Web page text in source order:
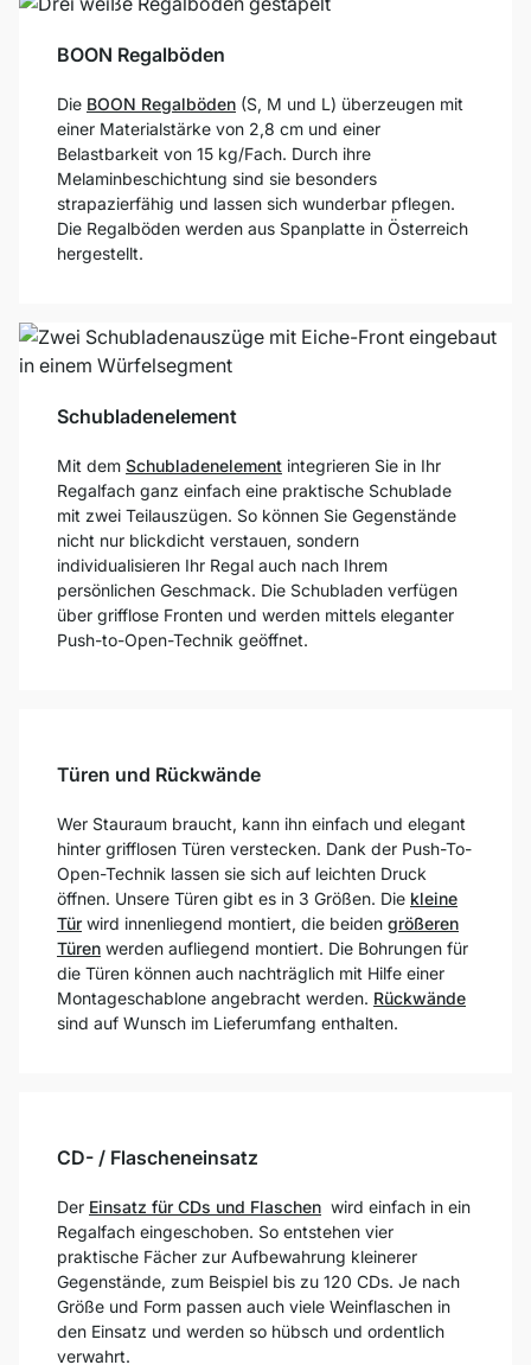
BOON Regalböden
Die BOON Regalböden (S, M und L) überzeugen mit
einer Materialstärke von 2,8 cm und einer
Belastbarkeit von 15 kg/Fach. Durch ihre
Melaminbeschichtung sind sie besonders
strapazierfähig und lassen sich wunderbar pflegen.
Die Regalböden werden aus Spanplatte in Österreich
hergestellt.
Schubladenelement
Mit dem Schubladenelement integrieren Sie in Ihr
Regalfach ganz einfach eine praktische Schublade
mit zwei Teilauszügen. So können Sie Gegenstände
nicht nur blickdicht verstauen, sondern
individualisieren Ihr Regal auch nach Ihrem
persönlichen Geschmack. Die Schubladen verfügen
über grifflose Fronten und werden mittels eleganter
Push-to-Open-Technik geöffnet.
Türen und Rückwände
Wer Stauraum braucht, kann ihn einfach und elegant
hinter grifflosen Türen verstecken. Dank der Push-To-
Open-Technik lassen sie sich auf leichten Druck
öffnen. Unsere Türen gibt es in 3 Größen. Die kleine
Tür wird innenliegend montiert, die beiden größeren
Türen werden aufliegend montiert. Die Bohrungen für
die Türen können auch nachträglich mit Hilfe einer
Montageschablone angebracht werden. Rückwände
sind auf Wunsch im Lieferumfang enthalten.
CD- / Flascheneinsatz
Der Einsatz für CDs und Flaschen wird einfach in ein
Regalfach eingeschoben. So entstehen vier
praktische Fächer zur Aufbewahrung kleinerer
Gegenstände, zum Beispiel bis zu 120 CDs. Je nach
Größe und Form passen auch viele Weinflaschen in
den Einsatz und werden so hübsch und ordentlich
verwahrt.